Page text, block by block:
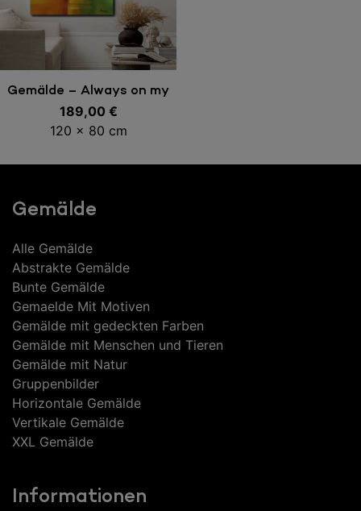
In den Warenkorb
Gemälde – Always on my
mind
189,00 €
120 x 80 cm
Gemälde
Alle Gemälde
Abstrakte Gemälde
Bunte Gemälde
Gemaelde Mit Motiven
Gemälde mit gedeckten Farben
Gemälde mit Menschen und Tieren
Gemälde mit Natur
Gruppenbilder
Horizontale Gemälde
Vertikale Gemälde
XXL Gemälde
Informationen